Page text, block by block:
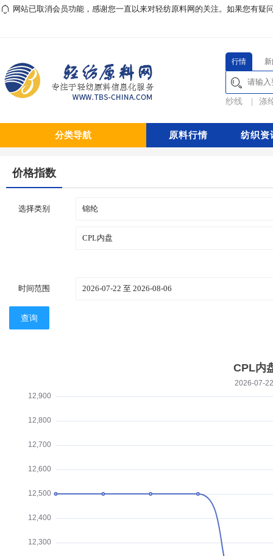
网站已取消会员功能，感谢您一直以来对轻纺原料网的关注。如果您有疑
行情
纱线 涤
分类导航 原料行情 纺织资
价格指数
选择类别
时间范围
查询